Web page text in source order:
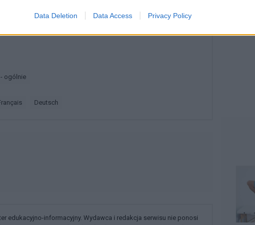
Data Deletion Data Access Privacy Policy
- ogólnie
français deutsch
edukacyjno-informacyjny. Wydawca i redakcja serwisu nie ponosi